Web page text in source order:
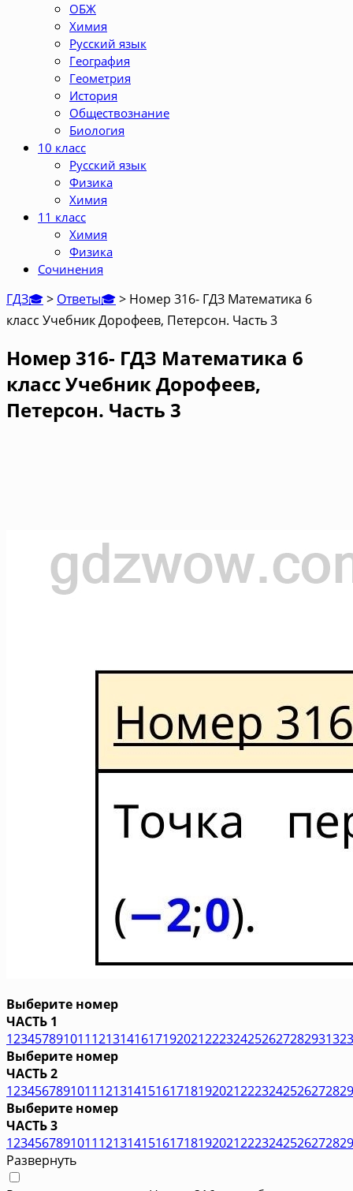
ОБЖ
Химия
Русский язык
География
Геометрия
История
Обществознание
Биология
10 класс
Русский язык
Физика
Химия
11 класс
Химия
Физика
Сочинения
ГДЗ🎓> Ответы🎓> Номер 316- ГДЗ Математика 6
класс Учебник Дорофеев, Петерсон. Часть 3
Номер 316- ГДЗ Математика 6
класс Учебник Дорофеев,
Петерсон. Часть 3
Выберите номер
ЧАСТЬ 1
123457891011121314161719202122232425262728293132
Выберите номер
ЧАСТЬ 2
1234567891011121314151617181920212223242526272829
Выберите номер
ЧАСТЬ 3
1234567891011121314151617181920212223242526272829
Развернуть